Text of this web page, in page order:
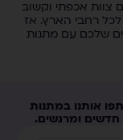
צוות אכפתי וקשוב
רחבי הארץ. אז
שלכם עם מתנות
אותנו במתנות
חדשים ומרגשים.